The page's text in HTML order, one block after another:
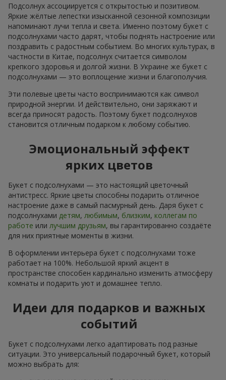
Подсолнух ассоциируется с открытостью и позитивом.
Яркие жёлтые лепестки изысканной сезонной композиции
напоминают лучи тепла и света. Именно поэтому букет с
подсолнухами часто дарят, чтобы поднять настроение или
поздравить с радостным событием. Во многих культурах, в
частности в Китае, подсолнух считается символом
крепкого здоровья и долгой жизни. В Украине же букет с
подсолнухами — это воплощение жизни и благополучия.
Эти полевые цветы часто воспринимаются как символ
природной энергии. И действительно, они заряжают и
всегда приносят радость. Поэтому букет подсолнухов
становится отличным подарком к любому событию.
Эмоциональный эффект
ярких цветов
Букет с подсолнухами — это настоящий цветочный
антистресс. Яркие цветы способны подарить отличное
настроение даже в самый пасмурный день. Даря букет с
подсолнухами детям, любимым, близким, коллегам по
работе или лучшим друзьям, вы гарантированно создаёте
для них приятные моменты в жизни.
В оформлении интерьера букет с подсолнухами тоже
работает на 100%. Небольшой яркий акцент в
пространстве способен кардинально изменить атмосферу
комнаты и подарить уют и домашнее тепло.
Идеи для подарков и важных
событий
Букет с подсолнухами легко адаптировать под разные
ситуации. Это универсальный подарочный букет, который
можно выбрать для: